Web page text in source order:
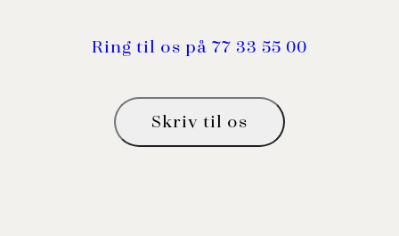
Ring til os på 77 33 55 00
Skriv til os